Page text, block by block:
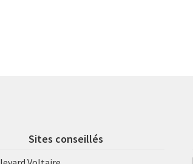
Sites conseillés